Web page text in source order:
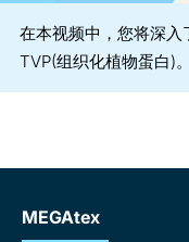
在本视频中，您将深
TVP(组织化植物蛋白)。
MEGAtex